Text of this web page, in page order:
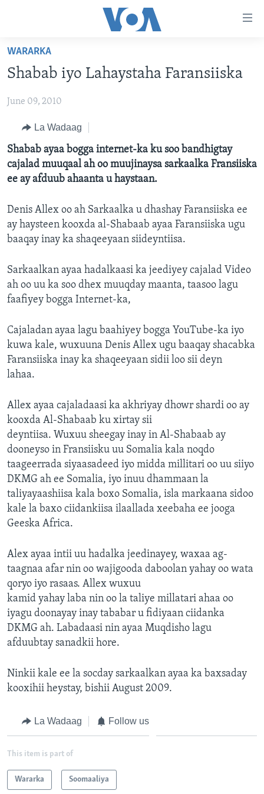
Mawduuca
gudub
Navigation-
gudub
Raadinta
BOGGA HORE
WARARKA
SOOMAALIYA
CIYAARAHA
AFRIKA
CAALAMKA KALE
MAQAL IYO MUUQAAL
QUBANAHA VOA
QUBANAHA MAANTA
CAAWA IYO DUNIDA
BARNAAMIJYADA
DHAQANKA IYO HIDDAHA
HAMBALYADA IYO HEESAHA
MARTIDA MAKRAFOONKA
WICITAANKA DHAGEYSTAHA
FAAQIDAADDA TODDOBAADKA
DHEXTAALKA TODDOBAADKA
Learning English
Luqadaha
WARARKA
Shabab iyo Lahaystaha Faransiiska
June 09, 2010
La Wadaag
Shabab ayaa bogga internet-ka ku soo bandhigtay
cajalad muuqaal ah oo muujinaysa sarkaalka Fransiiska
ee ay afduub ahaanta u haystaan.
Denis Allex oo ah Sarkaalka u dhashay Faransiiska ee
ay haysteen kooxda al-Shabaab ayaa Faransiiska ugu
baaqay inay ka shaqeeyaan siideyntiisa.
Sarkaalkan ayaa hadalkaasi ka jeediyey cajalad Video
ah oo uu ka soo dhex muuqday maanta, taasoo lagu
faafiyey bogga Internet-ka,
Cajaladan ayaa lagu baahiyey bogga YouTube-ka iyo
kuwa kale, wuxuuna Denis Allex ugu baaqay shacabka
Faransiiska inay ka shaqeeyaan sidii loo sii deyn
lahaa.
Allex ayaa cajaladaasi ka akhriyay dhowr shardi oo ay
kooxda Al-Shabaab ku xirtay sii
deyntiisa. Wuxuu sheegay inay in Al-Shabaab ay
dooneyso in Fransiisku uu Somalia kala noqdo
taageerrada siyaasadeed iyo midda millitari oo uu siiyo
DKMG ah ee Somalia, iyo inuu dhammaan la
taliyayaashiisa kala boxo Somalia, isla markaana sidoo
kale la baxo ciidankiisa ilaallada xeebaha ee jooga
Geeska Africa.
Alex ayaa intii uu hadalka jeedinayey, waxaa ag-
taagnaa afar nin oo wajigooda daboolan yahay oo wata
qoryo iyo rasaas. Allex wuxuu
kamid yahay laba nin oo la taliye millatari ahaa oo
iyagu doonayay inay tababar u fidiyaan ciidanka
DKMG ah. Labadaasi nin ayaa Muqdisho lagu
afduubtay sanadkii hore.
Ninkii kale ee la socday sarkaalkan ayaa ka baxsaday
kooxihii heystay, bishii August 2009.
La Wadaag Follow us
This item is part of
Wararka Soomaaliya